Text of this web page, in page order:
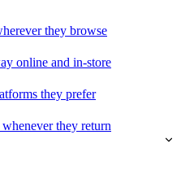
they browse
online and in-store
they prefer
they return